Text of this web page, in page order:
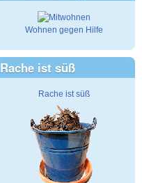
Wohnen gegen Hilfe
Rache ist süß
Rache ist süß